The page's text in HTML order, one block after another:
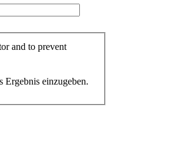
and to prevent
Ergebnis einzugeben.